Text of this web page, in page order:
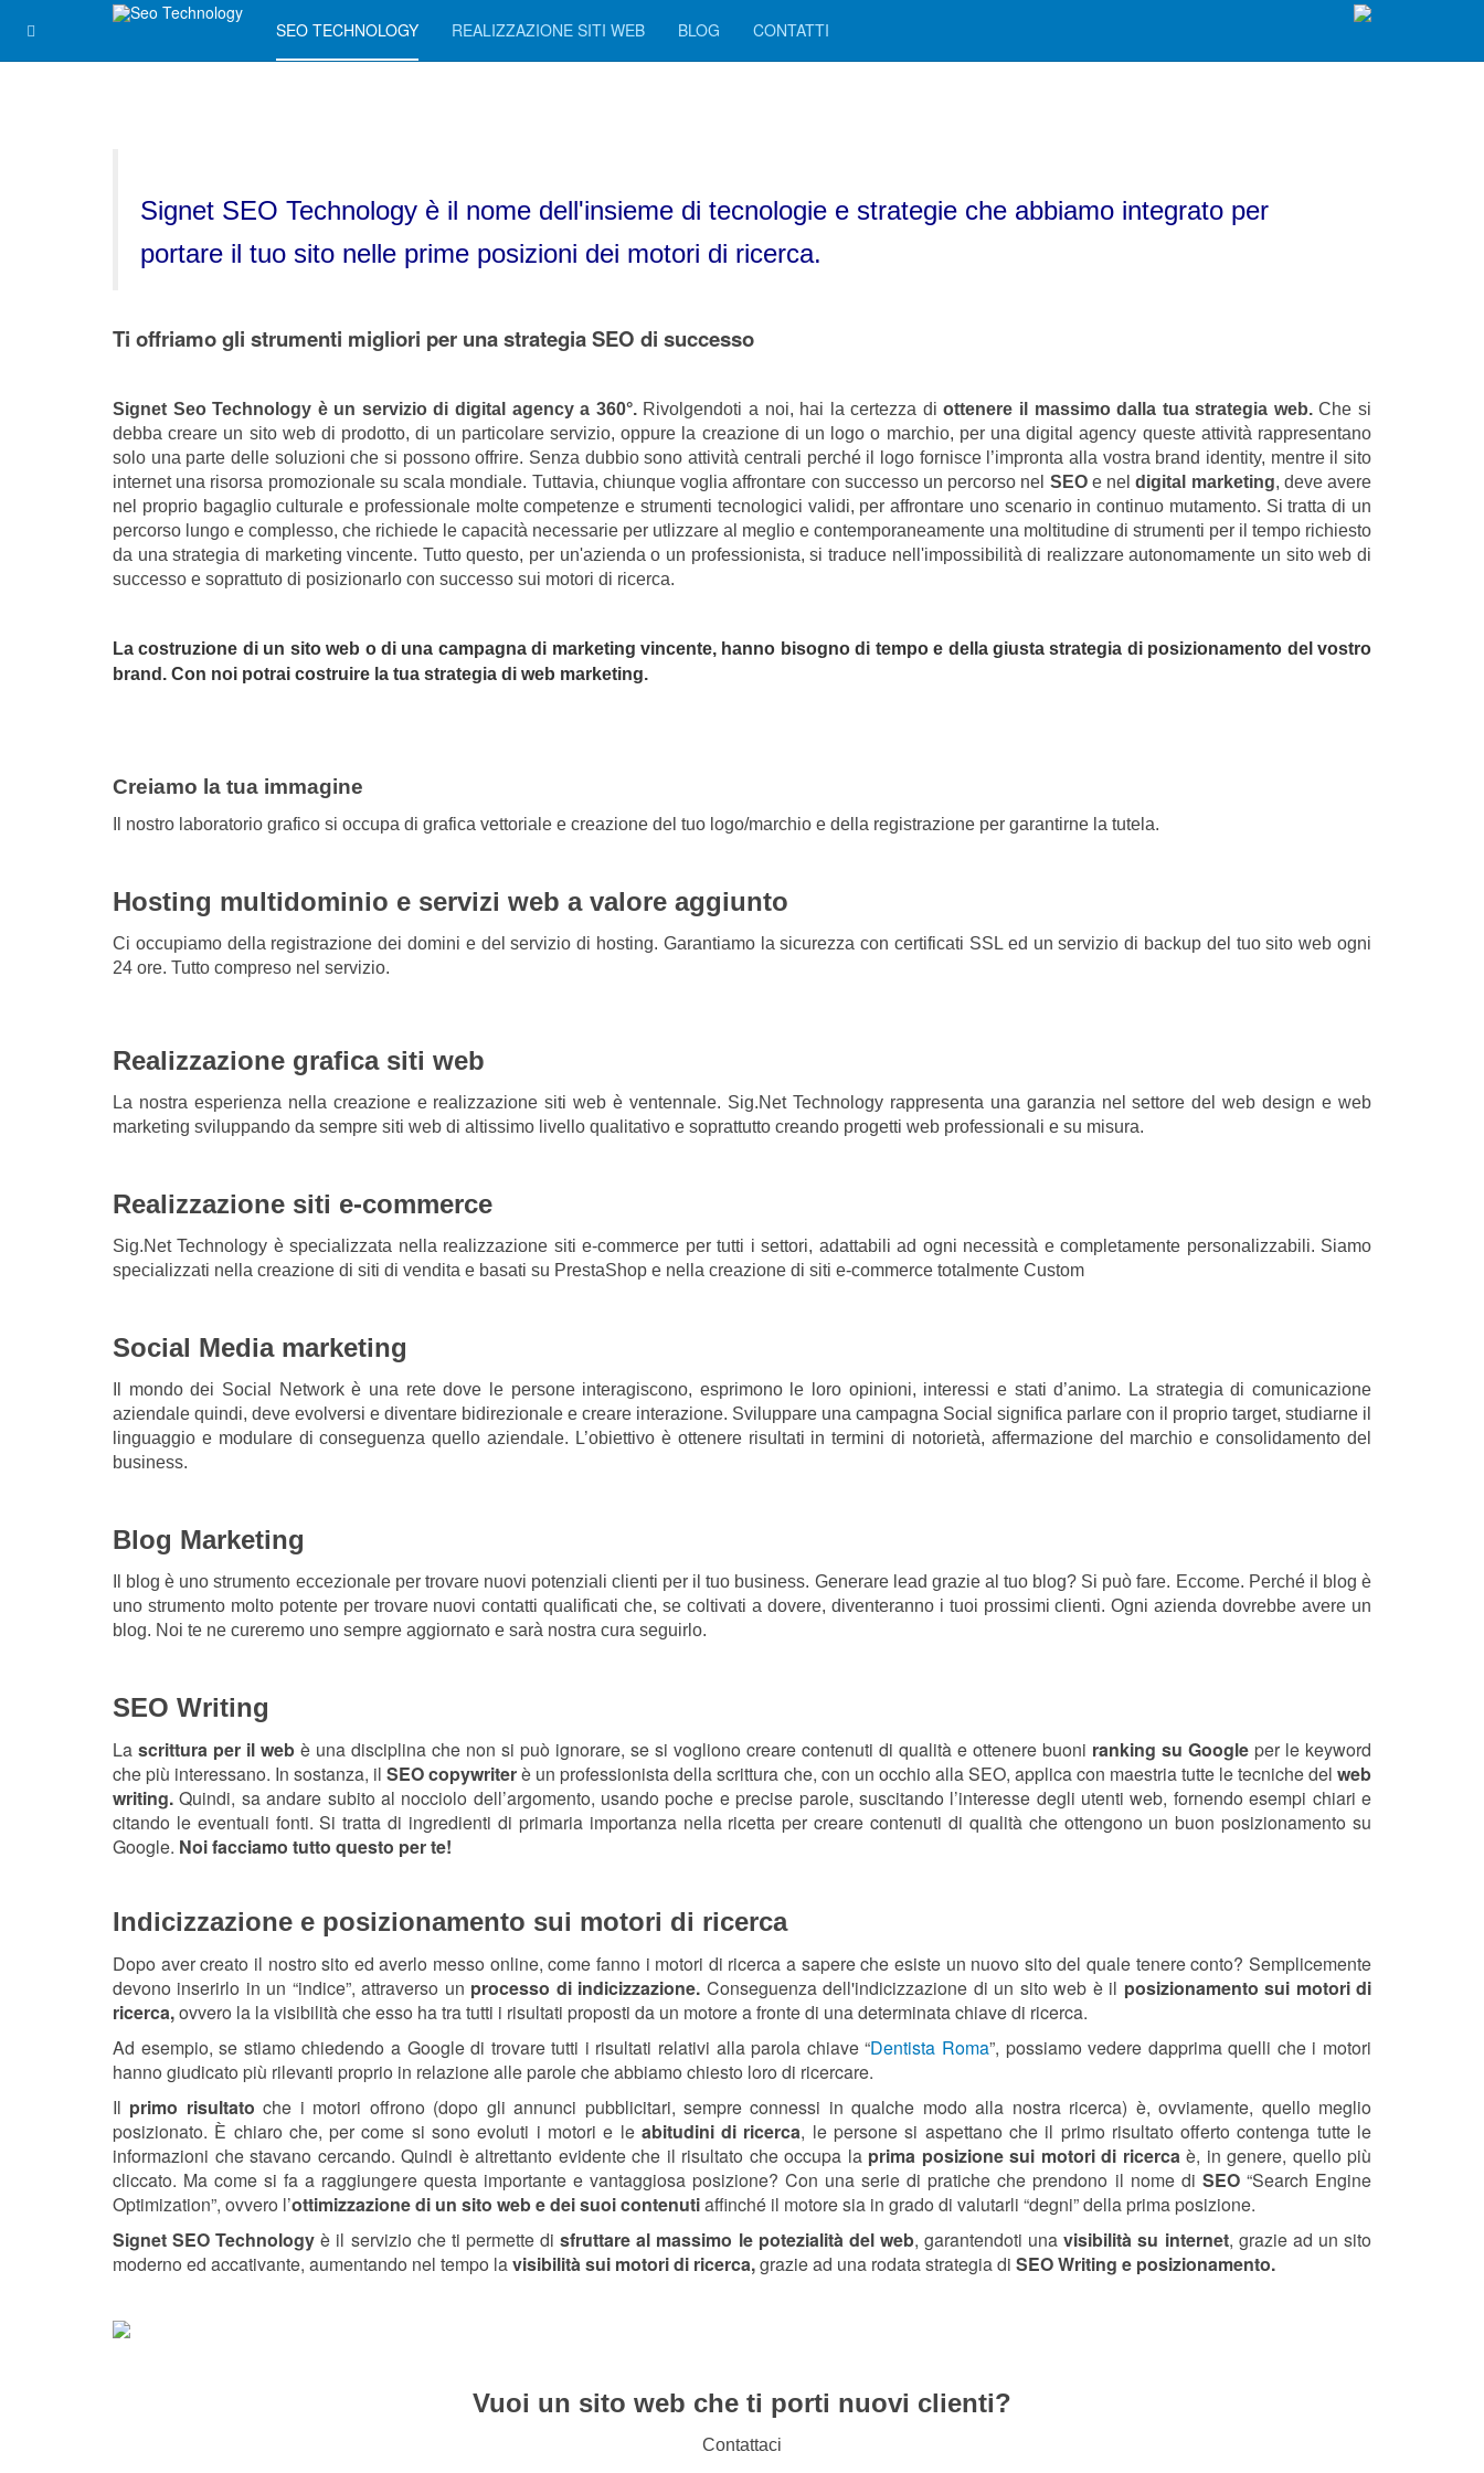
SEO TECHNOLOGY REALIZZAZIONE SITI WEB BLOG CONTATTI
Signet SEO Technology è il nome dell'insieme di tecnologie e strategie che abbiamo integrato per
portare il tuo sito nelle prime posizioni dei motori di ricerca.
Ti offriamo gli strumenti migliori per una strategia SEO di successo
Signet Seo Technology è un servizio di digital agency a 360°.Rivolgendoti a noi, hai la certezza diottenere il massimo dalla tua strategia web.Che si
debba creare un sito web di prodotto, di un particolare servizio, oppure la creazione di un logo o marchio, per una digital agency queste attività rappresentano
solo una parte delle soluzioni che si possono offrire. Senza dubbio sono attività centrali perché il logo fornisce l’impronta alla vostra brand identity, mentre il sito
internet una risorsa promozionale su scala mondiale. Tuttavia, chiunque voglia affrontare con successo un percorso nel SEOe neldigital marketing, deve avere
nel proprio bagaglio culturale e professionale molte competenze e strumenti tecnologici validi, per affrontare uno scenario in continuo mutamento. Si tratta di un
percorso lungo e complesso, che richiede le capacità necessarie per utlizzare al meglio e contemporaneamente una moltitudine di strumenti per il tempo richiesto
da una strategia di marketing vincente. Tutto questo, per un'azienda o un professionista, si traduce nell'impossibilità di realizzare autonomamente un sito web di
successo e soprattuto di posizionarlo con successo sui motori di ricerca.
La costruzione di un sito web o di una campagna di marketing vincente, hanno bisogno di tempo e della giusta strategia di posizionamento del vostro
brand. Con noi potrai costruire la tua strategia di web marketing.
Creiamo la tua immagine
Il nostro laboratorio grafico si occupa di grafica vettoriale e creazione del tuo logo/marchio e della registrazione per garantirne la tutela.
Hosting multidominio e servizi web a valore aggiunto
Ci occupiamo della registrazione dei domini e del servizio di hosting. Garantiamo la sicurezza con certificati SSL ed un servizio di backup del tuo sito web ogni
24 ore. Tutto compreso nel servizio.
Realizzazione grafica siti web
La nostra esperienza nella creazione e realizzazione siti web è ventennale. Sig.Net Technology rappresenta una garanzia nel settore del web design e web
marketing sviluppando da sempre siti web di altissimo livello qualitativo e soprattutto creando progetti web professionali e su misura.
Realizzazione siti e-commerce
Sig.Net Technology è specializzata nella realizzazione siti e-commerce per tutti i settori, adattabili ad ogni necessità e completamente personalizzabili. Siamo
specializzati nella creazione di siti di vendita e basati su PrestaShop e nella creazione di siti e-commerce totalmente Custom
Social Media marketing
Il mondo dei Social Network è una rete dove le persone interagiscono, esprimono le loro opinioni, interessi e stati d’animo. La strategia di comunicazione
aziendale quindi, deve evolversi e diventare bidirezionale e creare interazione. Sviluppare una campagna Social significa parlare con il proprio target, studiarne il
linguaggio e modulare di conseguenza quello aziendale. L’obiettivo è ottenere risultati in termini di notorietà, affermazione del marchio e consolidamento del
business.
Blog Marketing
Il blog è uno strumento eccezionale per trovare nuovi potenziali clienti per il tuo business. Generare lead grazie al tuo blog? Si può fare. Eccome. Perché il blog è
uno strumento molto potente per trovare nuovi contatti qualificati che, se coltivati a dovere, diventeranno i tuoi prossimi clienti. Ogni azienda dovrebbe avere un
blog. Noi te ne cureremo uno sempre aggiornato e sarà nostra cura seguirlo.
SEO Writing
La scrittura per il web è una disciplina che non si può ignorare, se si vogliono creare contenuti di qualità e ottenere buoni ranking su Google per le keyword
che più interessano. In sostanza, ilSEO copywriterè un professionista della scrittura che, con un occhio alla SEO, applica con maestria tutte le tecniche delweb
writing. Quindi, sa andare subito al nocciolo dell’argomento, usando poche e precise parole, suscitando l’interesse degli utenti web, fornendo esempi chiari e
citando le eventuali fonti. Si tratta di ingredienti di primaria importanza nella ricetta per creare contenuti di qualità che ottengono un buon posizionamento su
Google. Noi facciamo tutto questo per te!
Indicizzazione e posizionamento sui motori di ricerca
Dopo aver creato il nostro sito ed averlo messo online, come fanno i motori di ricerca a sapere che esiste un nuovo sito del quale tenere conto? Semplicemente
devono inserirlo in un “indice”, attraverso un processo di indicizzazione. Conseguenza dell'indicizzazione di un sito web è il posizionamento sui motori di
ricerca,ovvero la la visibilità che esso ha tra tutti i risultati proposti da un motore a fronte di una determinata chiave di ricerca.
Ad esempio, se stiamo chiedendo a Google di trovare tutti i risultati relativi alla parola chiave “Dentista Roma”, possiamo vedere dapprima quelli che i motori
hanno giudicato più rilevanti proprio in relazione alle parole che abbiamo chiesto loro di ricercare.
Il primo risultato che i motori offrono (dopo gli annunci pubblicitari, sempre connessi in qualche modo alla nostra ricerca) è, ovviamente, quello meglio
posizionato. È chiaro che, per come si sono evoluti i motori e le abitudini di ricerca, le persone si aspettano che il primo risultato offerto contenga tutte le
informazioni che stavano cercando. Quindi è altrettanto evidente che il risultato che occupa la prima posizione sui motori di ricercaè, in genere, quello più
cliccato. Ma come si fa a raggiungere questa importante e vantaggiosa posizione? Con una serie di pratiche che prendono il nome di SEO“Search Engine
Optimization”, ovvero l’ottimizzazione di un sito web e dei suoi contenutiaffinché il motore sia in grado di valutarli “degni” della prima posizione.
Signet SEO Technology è il servizio che ti permette disfruttare al massimo le potezialità del web, garantendoti unavisibilità su internet, grazie ad un sito
moderno ed accativante, aumentando nel tempo lavisibilità sui motori di ricerca,grazie ad una rodata strategia di SEO Writing e posizionamento.
Vuoi un sito web che ti porti nuovi clienti?
Contattaci